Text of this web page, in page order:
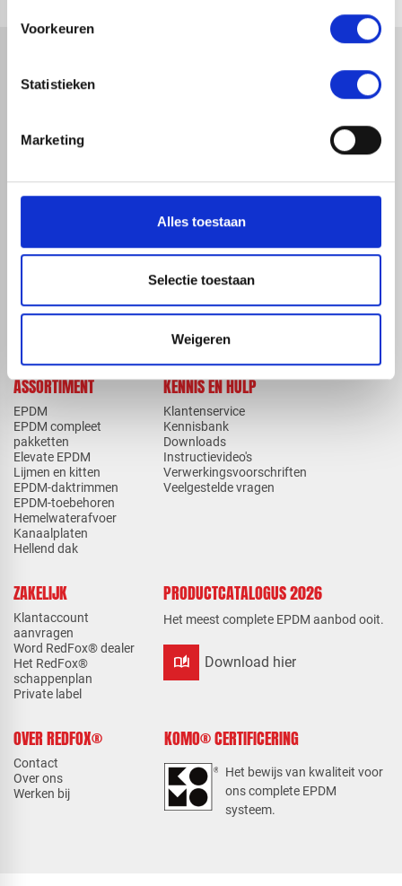
Voorkeuren
Statistieken
Marketing
Alles toestaan
Selectie toestaan
Weigeren
ASSORTIMENT
EPDM
EPDM compleet
pakketten
Elevate EPDM
Lijmen en kitten
EPDM-daktrimmen
EPDM-toebehoren
Hemelwaterafvoer
Kanaalplaten
Hellend dak
KENNIS EN HULP
Klantenservice
Kennisbank
Downloads
Instructievideo's
Verwerkingsvoorschriften
Veelgestelde vragen
ZAKELIJK
Klantaccount
aanvragen
Word RedFox® dealer
Het RedFox®
schappenplan
Private label
PRODUCTCATALOGUS 2026
Het meest complete EPDM aanbod ooit.
auto_stories Download hier
OVER REDFOX®
Contact
Over ons
Werken bij
KOMO® CERTIFICERING
Het bewijs van kwaliteit voor
ons complete EPDM
systeem.
phone_enabled +31 416 75 02 55
mail
check_circleA-merk met KOMO® keurmerk
check_circle
40+ RedFox® dealers in NL